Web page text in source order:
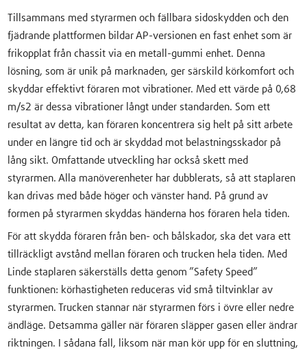
Tillsammans med styrarmen och fällbara sidoskydden och den
fjädrande plattformen bildar AP-versionen en fast enhet som är
frikopplat från chassit via en metall-gummi enhet. Denna
lösning, som är unik på marknaden, ger särskild körkomfort och
skyddar effektivt föraren mot vibrationer. Med ett värde på 0,68
m/s2 är dessa vibrationer långt under standarden. Som ett
resultat av detta, kan föraren koncentrera sig helt på sitt arbete
under en längre tid och är skyddad mot belastningsskador på
lång sikt. Omfattande utveckling har också skett med
styrarmen. Alla manöverenheter har dubblerats, så att staplaren
kan drivas med både höger och vänster hand. På grund av
formen på styrarmen skyddas händerna hos föraren hela tiden.
För att skydda föraren från ben- och bålskador, ska det vara ett
tillräckligt avstånd mellan föraren och trucken hela tiden. Med
Linde staplaren säkerställs detta genom ”Safety Speed”
funktionen: körhastigheten reduceras vid små tiltvinklar av
styrarmen. Trucken stannar när styrarmen förs i övre eller nedre
ändläge. Detsamma gäller när föraren släpper gasen eller ändrar
riktningen. I sådana fall, liksom när man kör upp för en sluttning,